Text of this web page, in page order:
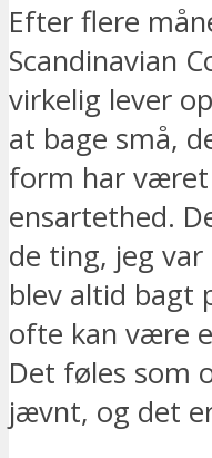
Efter flere
Scandinavian
virkelig lever
at bage små,
form har
ensartethed.
de ting, jeg
blev altid bagt
ofte kan være
Det føles som
jævnt, og det